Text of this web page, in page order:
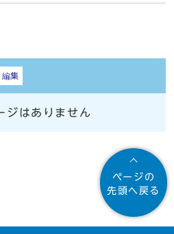
編集
ジはありません
ページの
先頭へ戻る